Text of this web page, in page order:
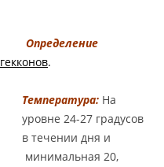
.
Температура: На
уровне 24-27 градусов
в течении дня и
минимальная 20,